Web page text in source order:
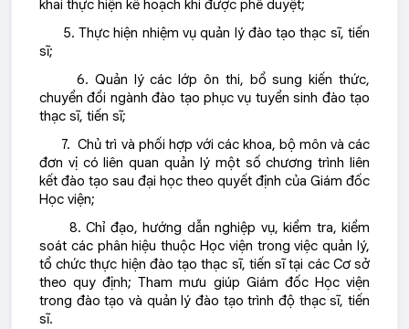
khai thực hiện kế hoạch khi được phê duyệt;
5. Thực hiện nhiệm vụ quản lý đào tạo thạc sĩ, tiến
sĩ;
6. Quản lý các lớp ôn thi, bổ sung kiến thức,
chuyển đổi ngành đào tạo phục vụ tuyển sinh đào tạo
thạc sĩ, tiến sĩ;
7. Chủ trì và phối hợp với các khoa, bộ môn và các
đơn vị có liên quan quản lý một số chương trình liên
kết đào tạo sau đại học theo quyết định của Giám đốc
Học viện;
8. Chỉ đạo, hướng dẫn nghiệp vụ, kiểm tra, kiểm
soát các phân hiệu thuộc Học viện trong việc quản lý,
tổ chức thực hiện đào tạo thạc sĩ, tiến sĩ tại các Cơ sở
theo quy định; Tham mưu giúp Giám đốc Học viện
trong đào tạo và quản lý đào tạo trình độ thạc sĩ, tiến
sĩ.